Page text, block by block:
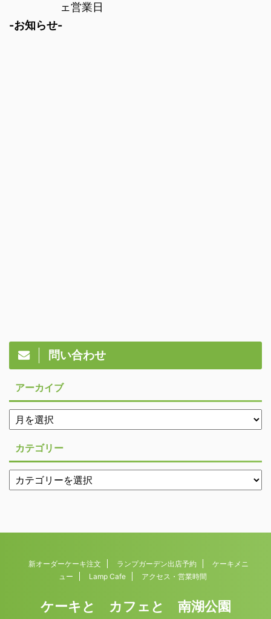
ェ営業日
-お知らせ-
問い合わせ
アーカイブ
カテゴリー
新オーダーケーキ注文 ランプガーデン出店予約
ケーキメニ
ュー
Lamp Cafe アクセス・営業時間
ケーキと カフェと 南湖公園